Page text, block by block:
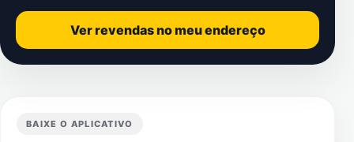
Ver revendas no meu endereço
BAIXE O APLICATIVO